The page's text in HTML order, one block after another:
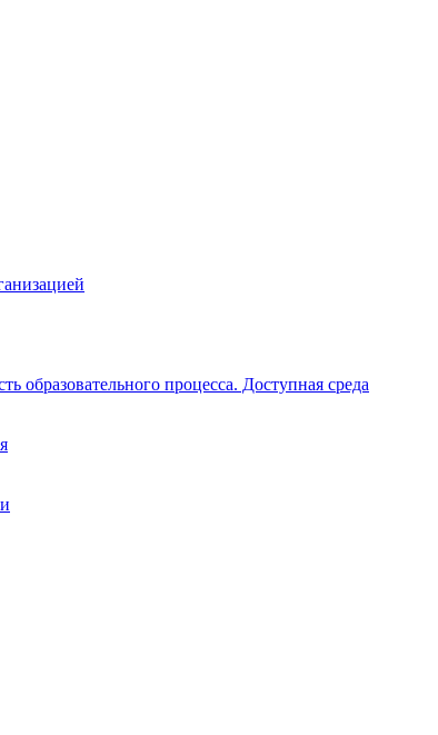
образовательного процесса. Доступная среда